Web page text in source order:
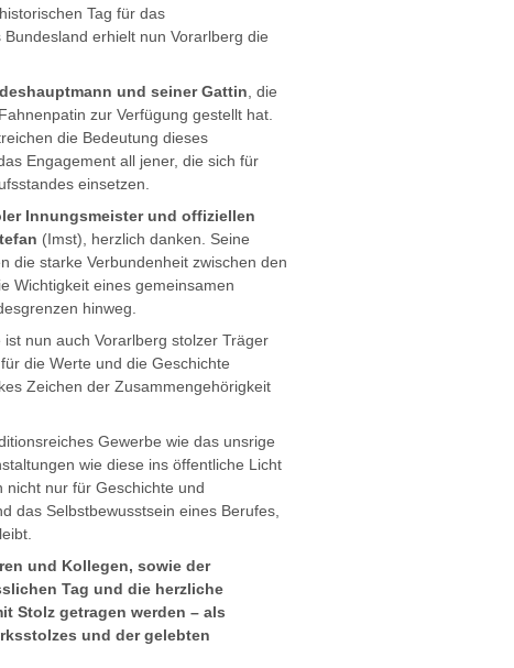
Tag für das
erhielt nun Vorarlberg die
und seiner Gattin , die
zur Verfügung gestellt hat.
die Bedeutung dieses
Engagement all jener, die sich für
einsetzen.
Innungsmeister und offiziellen
(Imst), herzlich danken. Seine
die starke Verbundenheit zwischen den
Wichtigkeit eines gemeinsamen
hinweg.
nun auch Vorarlberg stolzer Träger
die Werte und die Geschichte
Zeichen der Zusammengehörigkeit
Gewerbe wie das unsrige
wie diese ins öffentliche Licht
nicht nur für Geschichte und
das Selbstbewusstsein eines Berufes,
und Kollegen, sowie der
Tag und die herzliche
Stolz getragen werden – als
und der gelebten